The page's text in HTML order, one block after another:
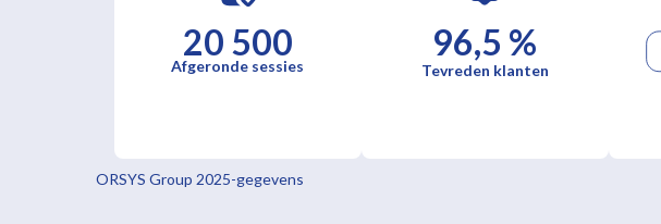
20 500
Afgeronde sessies
96,5 %
Tevreden klanten
ORSYS Group 2025-gegevens